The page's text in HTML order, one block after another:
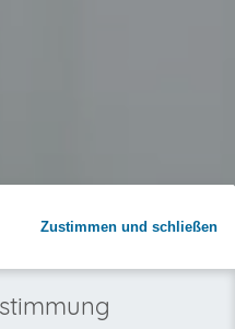
Zustimmen und schließen